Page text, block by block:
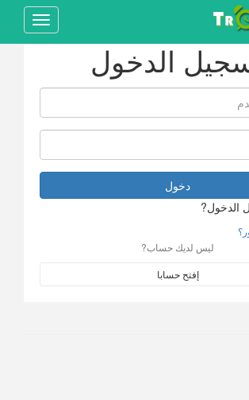
Toggle
الدخول
دخول
الدخول?
ليس لديك حساب?
إفتح حسابا